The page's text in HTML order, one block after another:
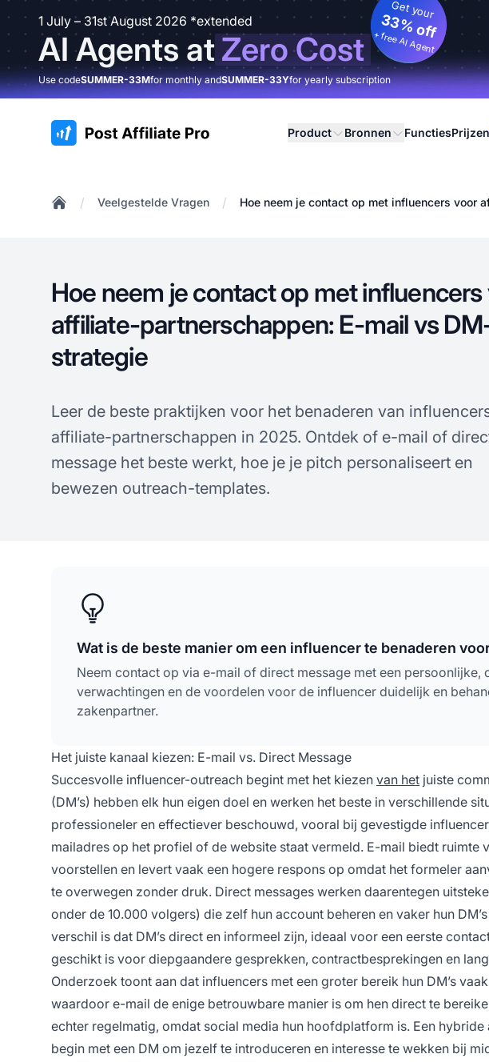
1 July – 31st August 2026 *extended
AI Agents atZero Cost
Get your
33% off
+ free AI Agent
Use codeSUMMER-33Mfor monthly andSUMMER-33Yfor yearly subscription
:site.title Product Bronnen Functies
/ Veelgestelde Vragen / Hoe neem je contact op met influencers voor
Hoe neem je contact op met influencers
affiliate-partnerschappen: E-mail vs
strategie
Leer de beste praktijken voor het benaderen van
affiliate-partnerschappen in 2025. Ontdek of e-mail of
message het beste werkt, hoe je je pitch personaliseert en
bewezen outreach-templates.
Wat is de beste manier om een influencer te benaderen
Neem contact op via e-mail of direct message met een persoonlijke,
verwachtingen en de voordelen voor de influencer duidelijk en
zakenpartner.
Het juiste kanaal kiezen: E-mail vs. Direct Message
Succesvolle influencer-outreach begint met het kiezen van het juiste
(DM’s) hebben elk hun eigen doel en werken het beste in verschillende
professioneler en effectiever beschouwd, vooral bij gevestigde
mailadres op het profiel of de website staat vermeld. E-mail biedt ruimte
voorstellen en levert vaak een hogere respons op omdat het formeler
te overwegen zonder druk. Direct messages werken daarentegen
onder de 10.000 volgers) die zelf hun account beheren en vaker hun
verschil is dat DM’s direct en informeel zijn, ideaal voor een eerste
geschikt is voor diepgaandere gesprekken, contractbesprekingen en
Onderzoek toont aan dat influencers met een groter bereik hun DM’s
waardoor e-mail de enige betrouwbare manier is om hen direct te
echter regelmatig, omdat social media hun hoofdplatform is. Een
begin met een DM om jezelf te introduceren en interesse te wekken bij